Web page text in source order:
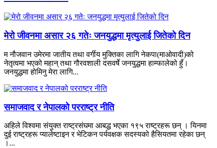
मेरो जीवनमा असार २६ गतेः जनयुद्धमा मृत्युलाई जितेको दिन
म नौजवान उमेरमा जातीय तथा वर्गीय मुक्तिका लागि नेकपा(माओवादी)को
नेतृत्वमा भएको महान् तथा गौरवशाली दसवर्षे जनयुद्धमा हाम्फालेको हुँ।
जनयुद्धमा होमिनु मेरा लागि...
समाजवाद र नेपालको परराष्ट्र नीति
अहिले विश्वमा संयुक्त राष्ट्रसंघमा आबद्ध भएका १९५ राष्ट्रहरू छन् । यिनमा
दुई राष्ट्रहरू प्यालेष्टाइन र भेटिकन पर्यवक्षक सदस्यको हैसियतमा रहेका छन्
।...